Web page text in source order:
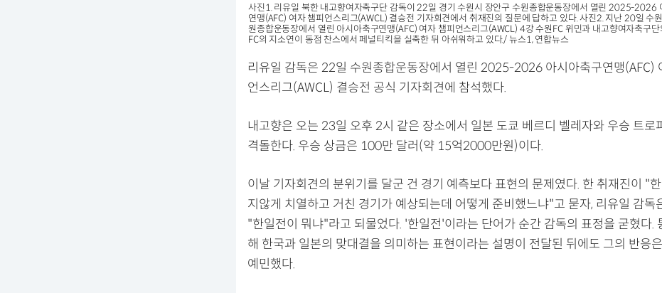
사진1. 리유일 북한 내고향여자축구단 감독이 22일 경기 수원시 장안구 수원종합운동장에서 열린 2025-2026
연맹(AFC) 여자 챔피언스리그(AWCL) 결승전 기자회견에서 취재진의 질문에 답하고 있다. 사진2. 지난 20일 수
원종합운동장에서 열린 아시아축구연맹(AFC) 여자 챔피언스리그(AWCL) 4강 수원FC 위민과 내고향여자축구단
FC의 지소연이 동점 찬스에서 페널티킥을 실축한 뒤 아쉬워하고 있다./ 뉴스1, 연합뉴스
리유일 감독은 22일 수원종합운동장에서 열린 2025-2026 아시아축구연맹(AFC)
언스리그(AWCL) 결승전 공식 기자회견에 참석했다.
내고향은 오는 23일 오후 2시 같은 장소에서 일본 도쿄 베르디 벨레자와 우승 트로
격돌한다. 우승 상금은 100만 달러(약 15억2000만원)이다.
이날 기자회견의 분위기를 달군 건 경기 예측보다 표현의 문제였다. 한 취재진이 "
지않게 치열하고 거친 경기가 예상되는데 어떻게 준비했느냐"고 묻자, 리유일 감독
"한일전이 뭐냐"라고 되물었다. '한일전'이라는 단어가 순간 감독의 표정을 굳혔다.
해 한국과 일본의 맞대결을 의미하는 표현이라는 설명이 전달된 뒤에도 그의 반응
예민했다.